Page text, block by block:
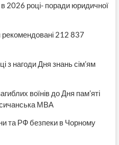
2026 році- поради юридичної
212 837
з нагоди Дня знань сім’ям
воїнів до Дня пам’яті
МВА
та РФ безпеки в Чорному